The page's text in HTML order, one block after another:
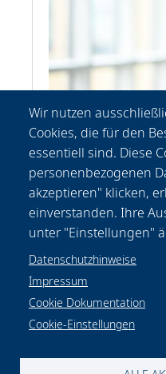
Patricia Fischer
Kommunikation
+49-
Wir nutzen
Cookies, die für den
essentiell sind. Diese
personenbezogenen
akzeptieren" klicken,
einverstanden. Ihre
unter "Einstellungen"
Datenschutzhinweise
Impressum
Cookie Dokumentation
Cookie-Einstellungen